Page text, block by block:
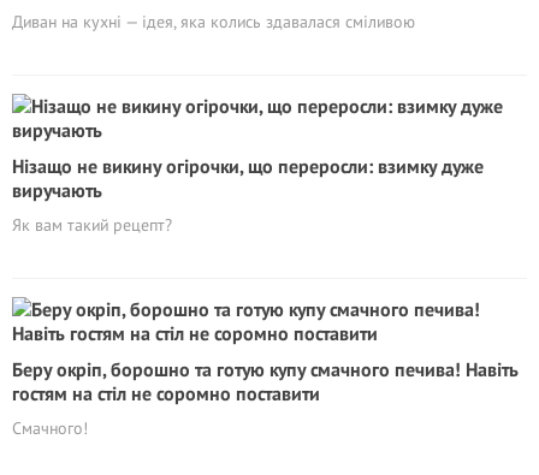
Диван на кухні — ідея, яка колись здавалася сміливою
Нізащо не викину огірочки, що переросли: взимку дуже
виручають
Як вам такий рецепт?
Беру окріп, борошно та готую купу смачного печива! Навіть
гостям на стіл не соромно поставити
Смачного!